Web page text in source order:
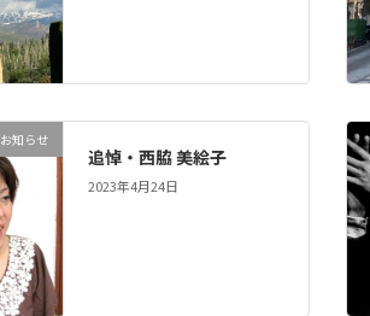
お知らせ
追悼・西脇 美絵子
2023年4月24日